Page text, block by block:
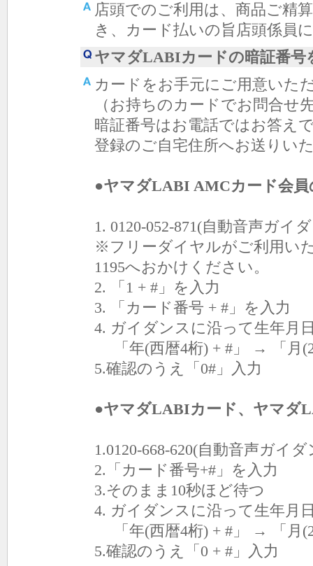
店頭でのご利用は、商品ご精
き、カード払いの旨店頭係員
ヤマダLABIカードの暗証番号
カードをお手元にご用意いた
（お持ちのカードでお問合せ
暗証番号はお電話ではお答え
登録のご自宅住所へお送りい
●ヤマダLABI AMCカード会員
1. 0120-052-871(自動音声ガイ
※フリーダイヤルがご利用いた
1195へおかけください。
2. 「1 + #」を入力
3. 「カード番号 + #」を入力
4. ガイダンスに沿って生年月
「年(西暦4桁) + #」 → 「月
5.確認のうえ「0#」入力
●ヤマダLABIカード、ヤマダ
1.0120-668-620(自動音声ガイ
2.「カード番号+#」を入力
3.そのまま10秒ほど待つ
4. ガイダンスに沿って生年月
「年(西暦4桁) + #」 → 「月
5.確認のうえ「0 + #」入力